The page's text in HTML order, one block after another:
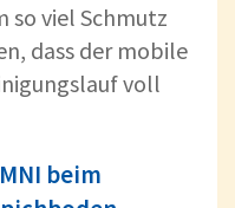
so viel Schmutz
dass der mobile
voll
beim